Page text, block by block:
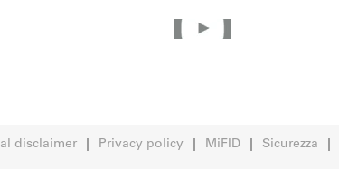
disclaimer Privacy policy MiFID Sicurezza